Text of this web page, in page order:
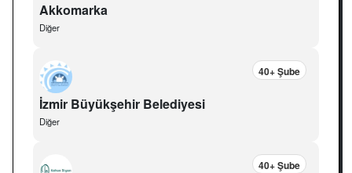
Akkomarka
Diğer
İzmir Büyükşehir Belediyesi
Diğer
40+ Şube
40+ Şube